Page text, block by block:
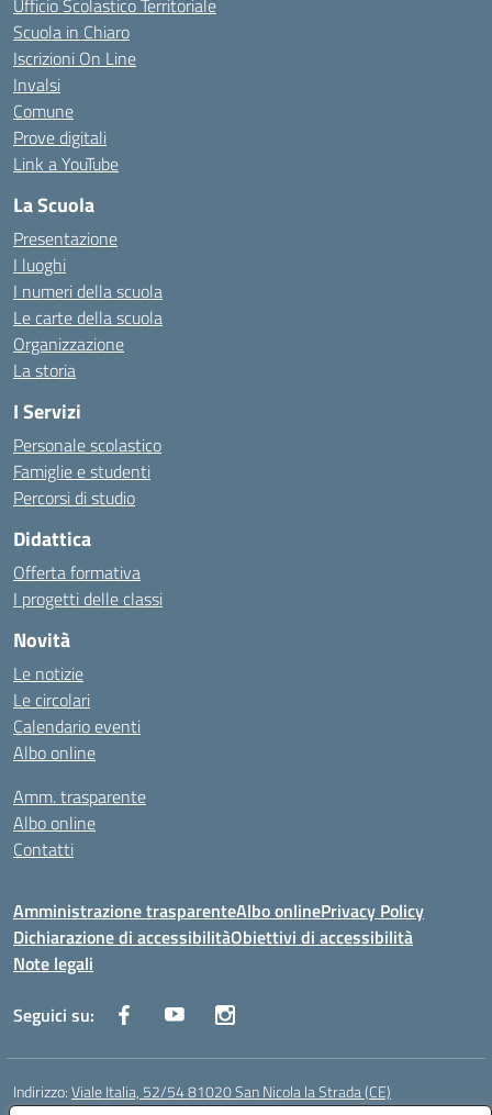
Ufficio Scolastico Territoriale
Scuola in Chiaro
Iscrizioni On Line
Invalsi
Comune
Prove digitali
Link a YouTube
La Scuola
Presentazione
I luoghi
I numeri della scuola
Le carte della scuola
Organizzazione
La storia
I Servizi
Personale scolastico
Famiglie e studenti
Percorsi di studio
Didattica
Offerta formativa
I progetti delle classi
Novità
Le notizie
Le circolari
Calendario eventi
Albo online
Amm. trasparente
Albo online
Contatti
Amministrazione trasparenteAlbo onlinePrivacy Policy
Dichiarazione di accessibilitàObiettivi di accessibilità
Note legali
Seguici su:
Indirizzo:Viale Italia, 52/54 81020 San Nicola la Strada (CE)